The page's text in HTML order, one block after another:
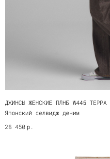
ДЖИНСЫ ЖЕНСКИЕ ПЛНБ W445 ТЕРРА
Японский селвидж деним
28 450 р.